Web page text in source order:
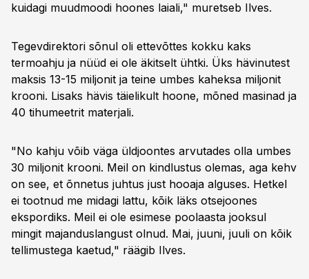
kuidagi muudmoodi hoones laiali," muretseb Ilves.
Tegevdirektori sõnul oli ettevõttes kokku kaks
termoahju ja nüüd ei ole äkitselt ühtki. Üks hävinutest
maksis 13-15 miljonit ja teine umbes kaheksa miljonit
krooni. Lisaks hävis täielikult hoone, mõned masinad ja
40 tihumeetrit materjali.
"No kahju võib väga üldjoontes arvutades olla umbes
30 miljonit krooni. Meil on kindlustus olemas, aga kehv
on see, et õnnetus juhtus just hooaja alguses. Hetkel
ei tootnud me midagi lattu, kõik läks otsejoones
ekspordiks. Meil ei ole esimese poolaasta jooksul
mingit majanduslangust olnud. Mai, juuni, juuli on kõik
tellimustega kaetud," räägib Ilves.